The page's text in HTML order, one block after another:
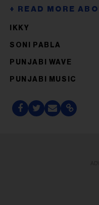
IKKY
SONI PABLA
PUNJABI WAVE
PUNJABI MUSIC